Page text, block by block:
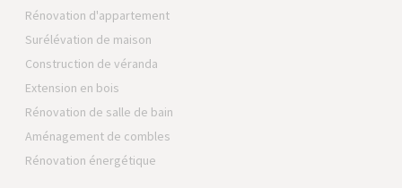
Rénovation d'appartement
Surélévation de maison
Construction de véranda
Extension en bois
Rénovation de salle de bain
Aménagement de combles
Rénovation énergétique